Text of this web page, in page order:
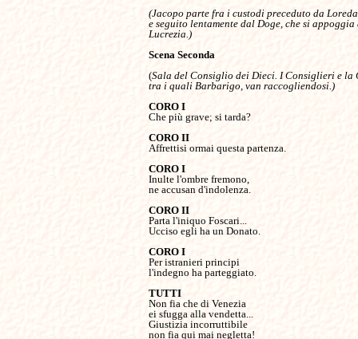
(Jacopo parte fra i custodi preceduto da
e seguito lentamente dal Doge, che si appoggia
Lucrezia.)
Scena Seconda
(Sala del Consiglio dei Dieci. I Consiglieri e la
tra i quali Barbarigo, van raccogliendosi.)
CORO I
Che più grave; si tarda?
CORO II
Affrettisi ormai questa partenza.
CORO I
Inulte l'ombre fremono,
ne accusan d'indolenza.
CORO II
Parta l'iniquo Foscari...
Ucciso egli ha un Donato.
CORO I
Per istranieri principi
l'indegno ha parteggiato.
TUTTI
Non fia che di Venezia
ei sfugga alla vendetta...
Giustizia incorruttibile
non fia qui mai negletta!